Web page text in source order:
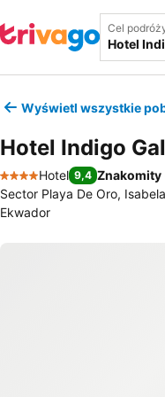
Cel
Wyświetl wszystkie
Hotel Indigo
4 Kategoria
Hotel 9,4 Znakomity
Sector Playa De Oro,
Ekwador